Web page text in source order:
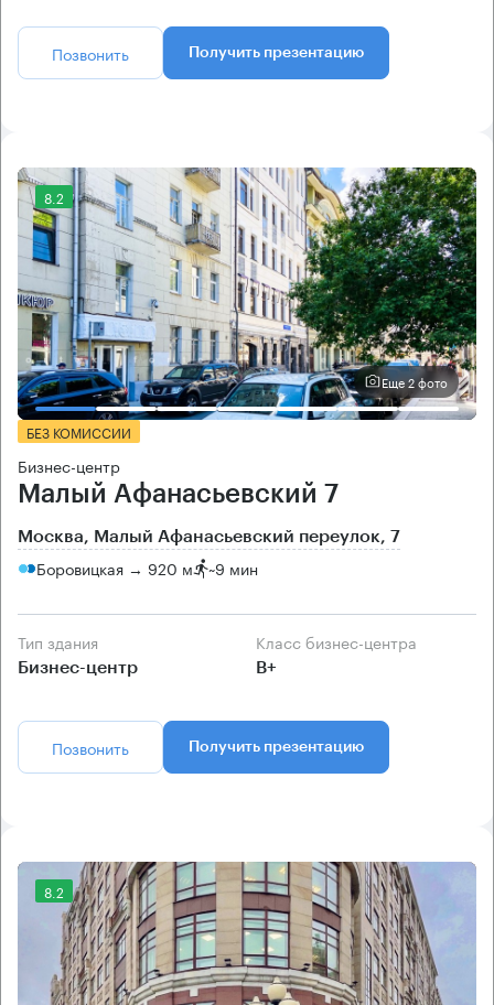
Позвонить Получить презентацию
8.2
Еще 2 фото
БЕЗ КОМИССИИ
Бизнес-центр
Малый Афанасьевский 7
Москва, Малый Афанасьевский переулок, 7
Боровицкая → 920 м ~9 мин
Тип здания
Бизнес-центр
Класс бизнес-центра
B+
Позвонить Получить презентацию
8.2